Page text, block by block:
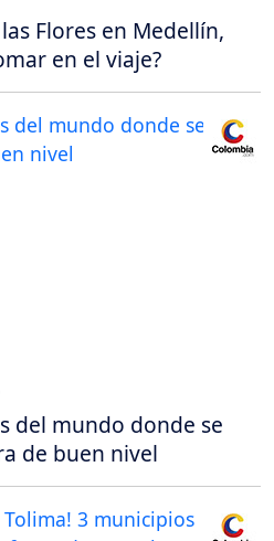
Flores en Medellín,
en el viaje?
del mundo donde se
de buen nivel